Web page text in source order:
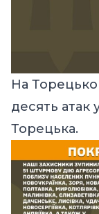
На
десять атак
Торецька.